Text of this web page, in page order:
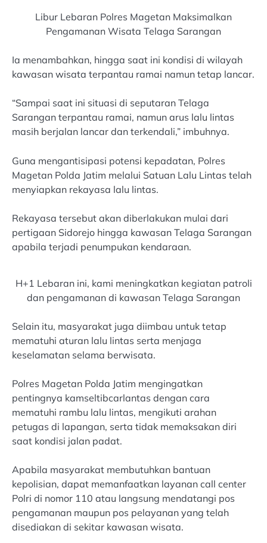
Libur Lebaran Polres Magetan Maksimalkan
Pengamanan Wisata Telaga Sarangan
Ia menambahkan, hingga saat ini kondisi di wilayah
kawasan wisata terpantau ramai namun tetap lancar.
“Sampai saat ini situasi di seputaran Telaga
Sarangan terpantau ramai, namun arus lalu lintas
masih berjalan lancar dan terkendali,” imbuhnya.
Guna mengantisipasi potensi kepadatan, Polres
Magetan Polda Jatim melalui Satuan Lalu Lintas telah
menyiapkan rekayasa lalu lintas.
Rekayasa tersebut akan diberlakukan mulai dari
pertigaan Sidorejo hingga kawasan Telaga Sarangan
apabila terjadi penumpukan kendaraan.
H+1 Lebaran ini, kami meningkatkan kegiatan patroli
dan pengamanan di kawasan Telaga Sarangan
Selain itu, masyarakat juga diimbau untuk tetap
mematuhi aturan lalu lintas serta menjaga
keselamatan selama berwisata.
Polres Magetan Polda Jatim mengingatkan
pentingnya kamseltibcarlantas dengan cara
mematuhi rambu lalu lintas, mengikuti arahan
petugas di lapangan, serta tidak memaksakan diri
saat kondisi jalan padat.
Apabila masyarakat membutuhkan bantuan
kepolisian, dapat memanfaatkan layanan call center
Polri di nomor 110 atau langsung mendatangi pos
pengamanan maupun pos pelayanan yang telah
disediakan di sekitar kawasan wisata.